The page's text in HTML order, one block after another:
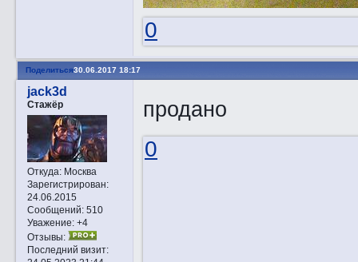
0
Поделиться30.06.2017 18:17
jack3d
Стажёр
Откуда:Москва
Зарегистрирован:
24.06.2015
Сообщений:510
Уважение: +4
Отзывы:
Последний визит:
продано
0